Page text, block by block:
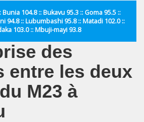
104.8 :: Bukavu 95.3 :: Goma 95.5 ::
94.8 :: Lubumbashi 95.8 :: Matadi 102.0 ::
103.0 :: Mbuji-mayi 93.8
des
entre les deux
M23 à